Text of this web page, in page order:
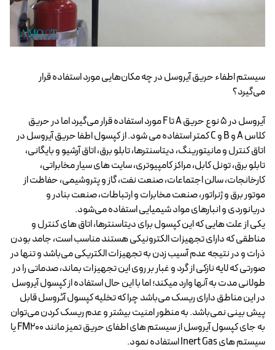
سیستم اطفاء حریق آیروسل در چه مکان‌هایی مورد استفاده قرار
می‌گیرد؟
آیروسل در 5 نوع حریق A تا F مورد استفاده قرار می‌گیرد اما در حریق
کلاس A و B و C کمتر استفاده می شود. از کپسول اطفا حریق آیروسل در
اتاق کنترل و مانیتورینگ، دیتاسنترها، تابلو برق، اتاق آرشیو و بایگانی،
تابلو برق، تونل کابل، مراکز کامپیوتری، سایت های سیار مخابراتی،
کارخانجات، سالن اجتماعات، صنعت نفت، گاز و پتروشیمی، حفاظت از
موتور برق و ژنراتور، صنعت مخابرات و ارتباطات، صنعت بنادر و
دریانوردی و انبارهای مواد شیمیایی استفاده می‌شود.
یکی از علت هایی که این کپسول برای دیتاسنترها، اتاق های کنترل و
مناطقی که دارای تجهیزات الکترونیکی هستند مناسب است، جامد بودن
ذرات و در نتیجه عدم آسیب زدن به تجهیزات الکتریکی می‌باشد و تنها در
صورتی که لایه نازکی از گرد و غبار بر روی این تجهیزات بماند، صدماتی را در
طولانی مدت به آنها وارد میکند؛ اما با این حال استفاده از کپسول آیروسل
در این مناطق دارای ریسک می‌باشد چرا که تخلیه کپسول آئروسل قابل
پیش بینی نمی‌باشد. به منظور امنیت بیشتر و عدم ریسک کردن می‌توان
به جای کپسول آیروسل از سیستم های اطفای حریق تمیز مانند FM200 یا
سیستم های Inert Gas استفاده نمود.